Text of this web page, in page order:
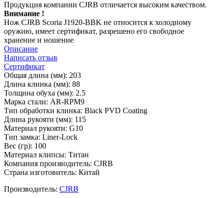
Продукция компании CJRB отличается высоким качеством.
Внимание !
Нож CJRB Scoria J1920-BBK не относится к холодному
оружию, имеет сертификат, разрешено его свободное
хранение и ношение
Описание
Написать отзыв
Сертификат
Общая длина (мм): 203
Длина клинка (мм): 88
Толщина обуха (мм): 2.5
Марка стали: AR-RPM9
Тип обработки клинка: Black PVD Coating
Длина рукояти (мм): 115
Материал рукояти: G10
Тип замка: Liner-Lock
Вес (гр): 100
Материал клипсы: Титан
Компания производитель: CJRB
Страна изготовитель: Китай
Производитель: CJRB